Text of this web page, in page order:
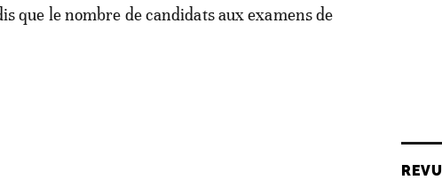
que le nombre de candidats aux examens de